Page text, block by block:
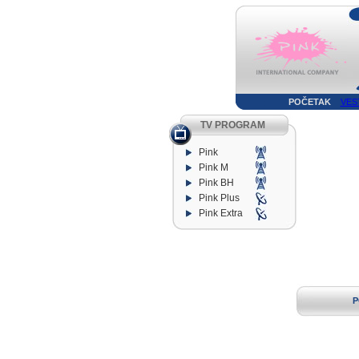
POČETAK
TV PROGRAM
Pink
Pink M
Pink BH
Pink Plus
Pink Extra